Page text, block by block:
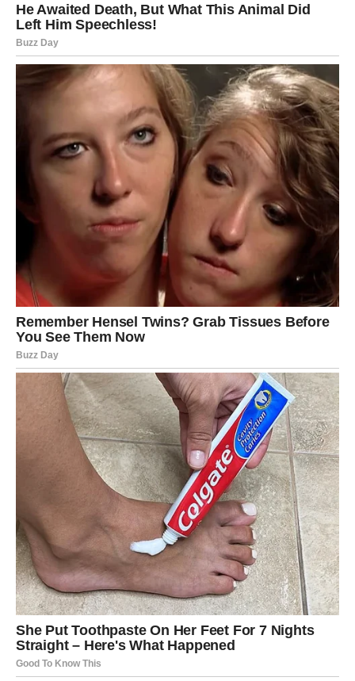
Pred vama je razdoblje puno uspjeha. Zvijezde vam
donose pozitivne promjene na poslovnom planu, a
moguće su i lijepe finansijske vijesti. U ljubavi ćete
osjetiti više sigurnosti i zajedništva. Slobodni Strijelčevi
mogli bi upoznati osobu s kojom će odmah pronaći
Jarac
Konačno dolazi vrijeme kada ćete vidjeti rezultate svog
rada. Jedan poslovni dogovor mogao bi vam donijeti
mnogo više nego što ste očekivali. Ljubavni život postaje
mirniji i ispunjeniji, a partner će vam biti velika podrška.
Slobodni Jarčevi mogli bi ostvariti poznanstvo koje će ih
iskreno obradovati.
Vodolija
Zvijezde vam pripremaju veliko iznenađenje. Ono što ste
smatrali gotovo nemogućim moglo bi se ostvariti mnogo
brže nego što mislite. Poslovni planovi razvijat će se u
vašu korist, a u ljubavi vas očekuje neočekivan preokret
koji će vam vratiti vjeru u sreću. Pred vama su dani koje
ćete dugo pamtiti.
Ribe
Pred vama je period unutrašnjeg mira i lijepih promjena.
Jedna vijest vezana za posao ili porodicu ispunit će vas
optimizmom. Ljubavni život donosi više nježnosti,
razumijevanja i iskrenih emocija. Slobodne Ribe mogle bi
upoznati osobu koja će im vratiti osmijeh na lice.